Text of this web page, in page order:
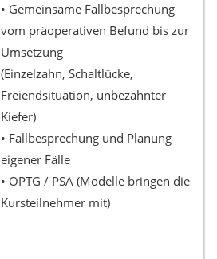
• Gemeinsame Fallbesprechung
vom präoperativen Befund bis zur
Umsetzung
(Einzelzahn, Schaltlücke,
Freiendsituation, unbezahnter
Kiefer)
• Fallbesprechung und Planung
eigener Fälle
• OPTG / PSA (Modelle bringen die
Kursteilnehmer mit)